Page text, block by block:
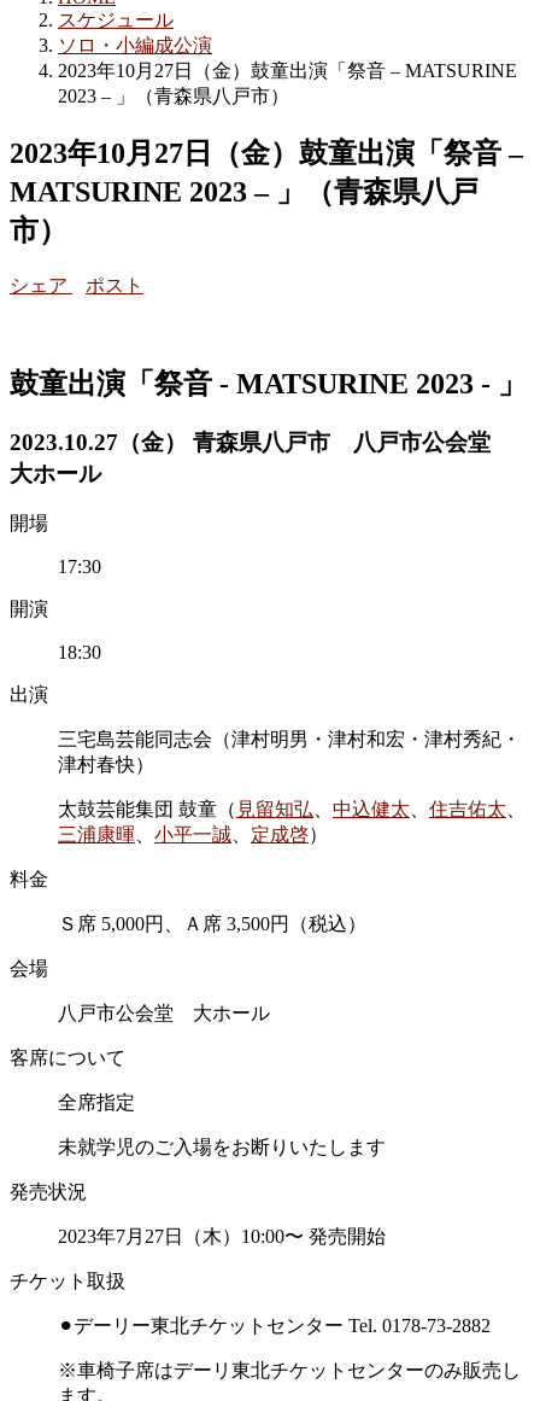
スケジュール
ソロ・小編成公演
2023年10月27日（金）鼓童出演「祭音 – MATSURINE
2023 – 」（青森県八戸市）
2023年10月27日（金）鼓童出演「祭音 –
MATSURINE 2023 – 」（青森県八戸
市）
シェア ポスト
鼓童出演「祭音 - MATSURINE 2023 - 」
2023.10.27（金） 青森県八戸市 八戸市公会堂
大ホール
開場
17:30
開演
18:30
出演
三宅島芸能同志会（津村明男・津村和宏・津村秀紀・
津村春快）
太鼓芸能集団 鼓童（ 見留知弘 中込健太 住吉佑太
三浦康暉
小平一誠 定成啓）
料金
Ｓ席 5,000円、Ａ席 3,500円（税込）
会場
八戸市公会堂 大ホール
客席について
全席指定
未就学児のご入場をお断りいたします
発売状況
2023年7月27日（木）10:00〜 発売開始
チケット取扱
⚫︎デーリー東北チケットセンター Tel. 0178-73-2882
※車椅子席はデーリ東北チケットセンターのみ販売し
ます。